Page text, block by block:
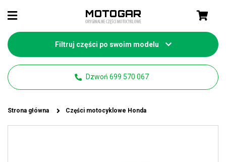
Filtruj części po swoim modelu
Dzwoń 699 570 067
Strona główna Części motocyklowe Honda